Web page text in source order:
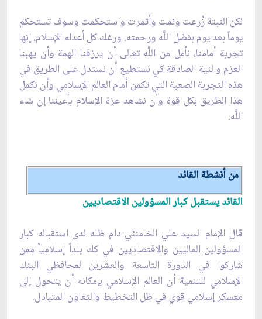
لكن النبتة زُرعت ونمت وأثمرت واستحكمت وسوف تستحكم
يوماً بعد يوم بفضل اللَّه ورحمته. ورغك كل أعداء الإسلام، إنها
تجربة أمامنا، نأمل من اللَّه تعالى أن يرزقنا الهمة وأن يهبنا
العزم والنية الصادقة كي نستطيع أن نستدل على الطريق في
هذه التجربة الصعبة التي تكمن أمام العالم الإسلامي وأن نكمل
هذا الطريق بكل قوة وأن نشاهد عزة الإسلام بأعيننا إن شاء
اللَّه.
من أنشطة القائد
القائد يستقبل كبار المسؤولين الاقتصاديين‏
قال الإمام السيد علي الخامنئي دام ظله لدى استقباله كبار
المسؤولين الماليين والاقتصاديين في كك بلداً إسلامياً ممن
شاركوا في الدورة التاسعة والعشرين لمحافظي البنك
الإسلامي للتنمية أن العالم الإسلامي بإمكانه أن يتحول إلى
معسكر إسلامي قوي في ظل التخطيط والتعاون المتبادل.